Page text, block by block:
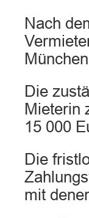
Nach
Die
Mieterin
15 000
Die
mit